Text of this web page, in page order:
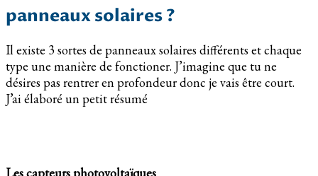
panneaux solaires ?
Il existe 3 sortes de panneaux solaires différents et chaque
type une manière de fonctioner. J’imagine que tu ne
désires pas rentrer en profondeur donc je vais être court.
J’ai élaboré un petit résumé
Les capteurs photovoltaïques